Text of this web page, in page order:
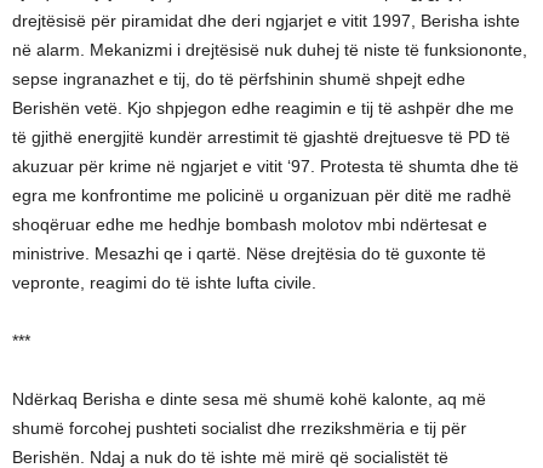
drejtësisë për piramidat dhe deri ngjarjet e vitit 1997, Berisha ishte
në alarm. Mekanizmi i drejtësisë nuk duhej të niste të funksiononte,
sepse ingranazhet e tij, do të përfshinin shumë shpejt edhe
Berishën vetë. Kjo shpjegon edhe reagimin e tij të ashpër dhe me
të gjithë energjitë kundër arrestimit të gjashtë drejtuesve të PD të
akuzuar për krime në ngjarjet e vitit ‘97. Protesta të shumta dhe të
egra me konfrontime me policinë u organizuan për ditë me radhë
shoqëruar edhe me hedhje bombash molotov mbi ndërtesat e
ministrive. Mesazhi qe i qartë. Nëse drejtësia do të guxonte të
vepronte, reagimi do të ishte lufta civile.
***
Ndërkaq Berisha e dinte sesa më shumë kohë kalonte, aq më
shumë forcohej pushteti socialist dhe rrezikshmëria e tij për
Berishën. Ndaj a nuk do të ishte më mirë që socialistët të